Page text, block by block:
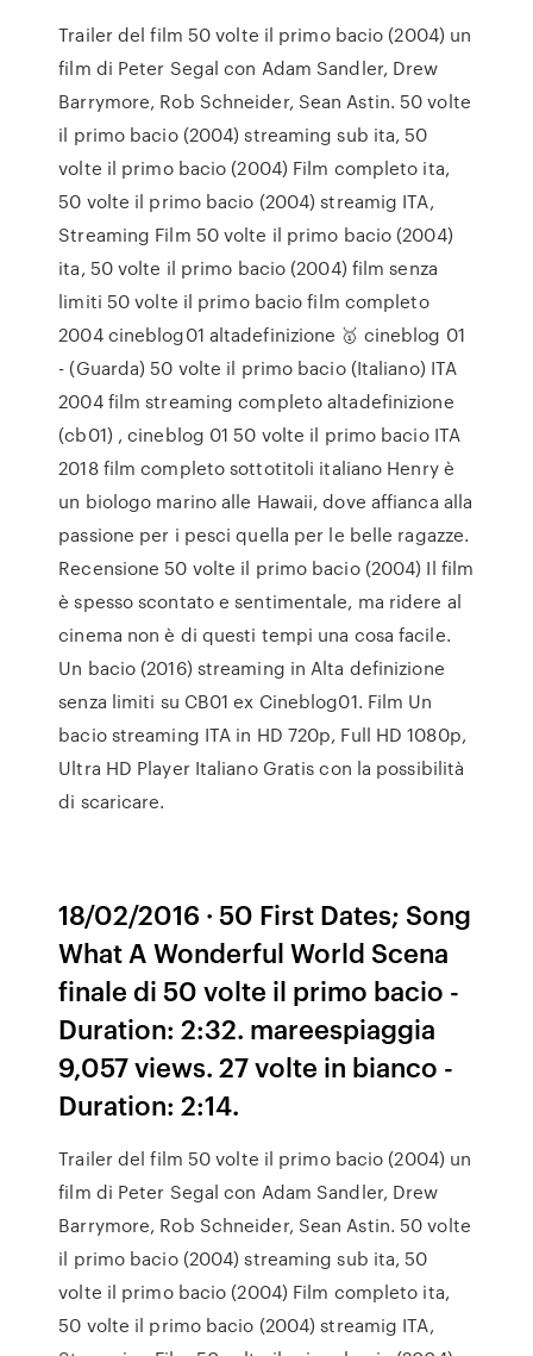
Trailer del film 50 volte il primo bacio (2004) un
film di Peter Segal con Adam Sandler, Drew
Barrymore, Rob Schneider, Sean Astin. 50 volte
il primo bacio (2004) streaming sub ita, 50
volte il primo bacio (2004) Film completo ita,
50 volte il primo bacio (2004) streamig ITA,
Streaming Film 50 volte il primo bacio (2004)
ita, 50 volte il primo bacio (2004) film senza
limiti 50 volte il primo bacio film completo
2004 cineblog01 altadefinizione 🥇 cineblog 01
- (Guarda) 50 volte il primo bacio (Italiano) ITA
2004 film streaming completo altadefinizione
(cb01) , cineblog 01 50 volte il primo bacio ITA
2018 film completo sottotitoli italiano Henry è
un biologo marino alle Hawaii, dove affianca alla
passione per i pesci quella per le belle ragazze.
Recensione 50 volte il primo bacio (2004) Il film
è spesso scontato e sentimentale, ma ridere al
cinema non è di questi tempi una cosa facile.
Un bacio (2016) streaming in Alta definizione
senza limiti su CB01 ex Cineblog01. Film Un
bacio streaming ITA in HD 720p, Full HD 1080p,
Ultra HD Player Italiano Gratis con la possibilità
di scaricare.
18/02/2016 · 50 First Dates; Song
What A Wonderful World Scena
finale di 50 volte il primo bacio -
Duration: 2:32. mareespiaggia
9,057 views. 27 volte in bianco -
Duration: 2:14.
Trailer del film 50 volte il primo bacio (2004) un
film di Peter Segal con Adam Sandler, Drew
Barrymore, Rob Schneider, Sean Astin. 50 volte
il primo bacio (2004) streaming sub ita, 50
volte il primo bacio (2004) Film completo ita,
50 volte il primo bacio (2004) streamig ITA,